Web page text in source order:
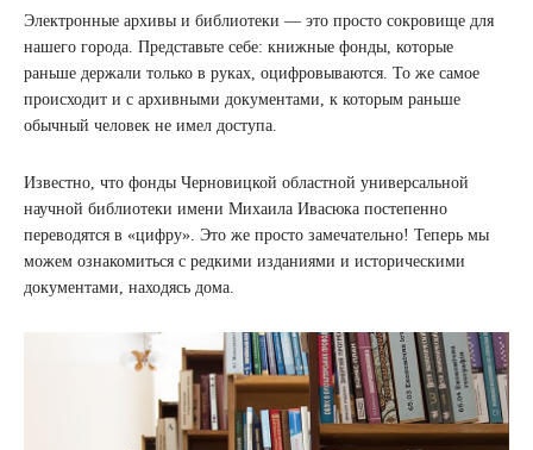
Электронные архивы и библиотеки — это просто сокровище для
нашего города. Представьте себе: книжные фонды, которые
раньше держали только в руках, оцифровываются. То же самое
происходит и с архивными документами, к которым раньше
обычный человек не имел доступа.
Известно, что фонды Черновицкой областной универсальной
научной библиотеки имени Михаила Ивасюка постепенно
переводятся в «цифру». Это же просто замечательно! Теперь мы
можем ознакомиться с редкими изданиями и историческими
документами, находясь дома.